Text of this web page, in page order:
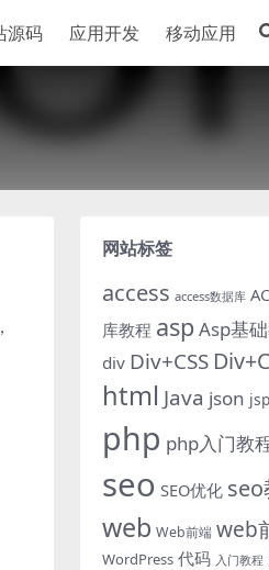
源码 应用开发 移动应用
网站标签
access access数据库
库教程 asp Asp基
div Div+CSS
html Java json jsp
php php入门教
seo SEO优化 seo
web Web前端 web
WordPress 代码 入门教程